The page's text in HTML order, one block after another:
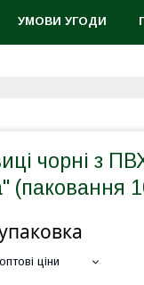
УМОВИ УГОДИ
чорні з
(паковання
ціни